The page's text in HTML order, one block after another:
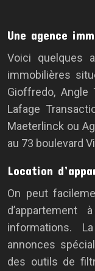
Une agence
Voici quelques
immobilières
Gioffredo, Angle
Lafage
Maeterlinck ou
au 73 boulevard
Location
On peut
informations.
annonces
des outils de